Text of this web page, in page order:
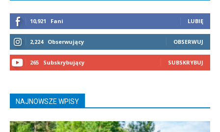
10,921 Fani LUBIĘ
2,224 Obserwujący OBSERWUJ
265 Subskrybujący SUBSKRYBUJ
NAJNOWSZE WPISY